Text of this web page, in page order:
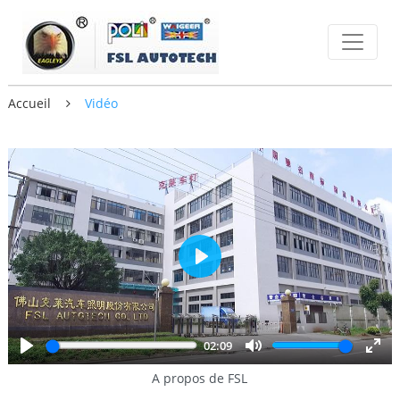
Accueil Vidéo
Play
02:09
Mute
Enter
Play
A propos de FSL